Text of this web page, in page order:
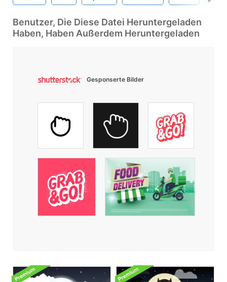
Benutzer, Die Diese Datei Heruntergeladen
Haben, Haben Außerdem Heruntergeladen
Gesponserte Bilder